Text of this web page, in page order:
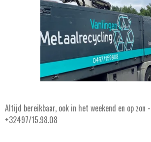
Altijd bereikbaar, ook in het weekend en op zon
+32497/15.98.08